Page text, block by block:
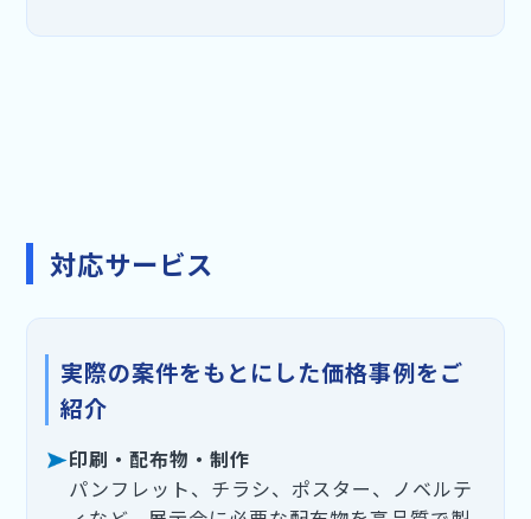
対応サービス
実際の案件をもとにした価格事例をご
紹介
印刷・配布物・制作
パンフレット、チラシ、ポスター、ノベルテ